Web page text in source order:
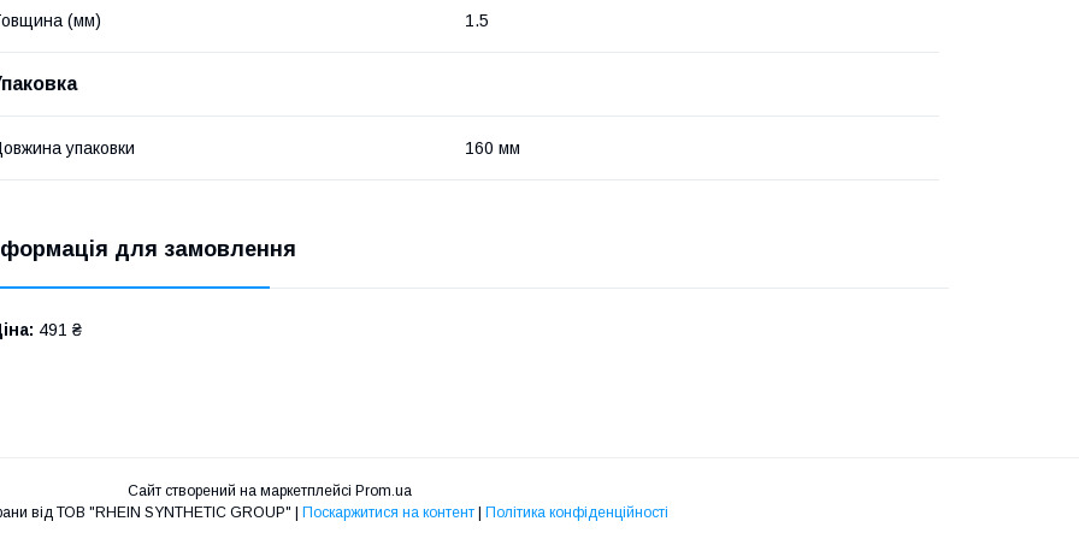
(мм) 1.5
упаковки 160 мм
для замовлення
491 ₴
Сайт створений на маркетплейсі Prom.ua
Поскаржитися на контент Політика конфіденційності